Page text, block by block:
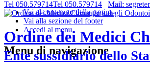
Vai al contenuto della pagina
Vai alla sezione del footer
Accedi al menu
Tel 050.579714Tel 050.579714 Mail:
Ordine dei Medici
Ente sussidiario dello
Menu di navigazione